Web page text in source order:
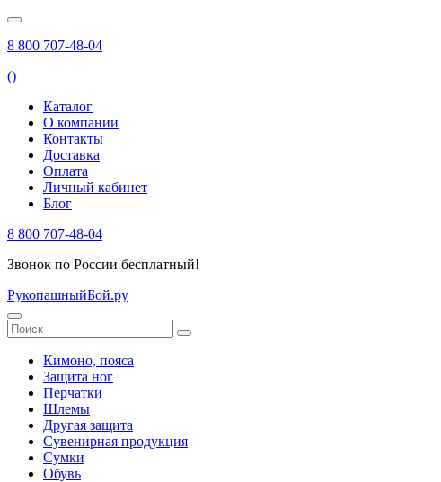
8 800 707-48-04
()
Каталог
О компании
Контакты
Доставка
Оплата
Личный кабинет
Блог
8 800 707-48-04
Звонок по России бесплатный!
РукопашныйБой.ру
Кимоно, пояса
Защита ног
Перчатки
Шлемы
Другая защита
Сувенирная продукция
Сумки
Обувь